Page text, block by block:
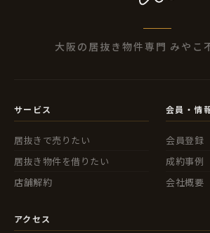
大阪の居抜き物件専門 みやこ
サービス
居抜きで売りたい
居抜き物件を借りたい
店舗解約
会員・情
会員登録
成約事例
会社概要
アクセス